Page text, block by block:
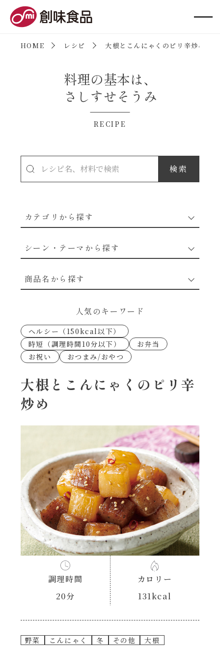
HOME レシピ 大根とこんにゃくのピリ辛炒め
料理の基本は、
さしすせそうみ
RECIPE
カテゴリから探す
穀物類のレシピ
果実のレシピ
シーン・テーマから探す
なんでも南蛮
考えるな、二代目で炒めろ！～○○の炒め物
朝シャン（ごはん派）
朝シャン（パン派）
ヘルシー（150kcal以下）
時短（調理時間10分以下）
お弁当
お祝い
おつまみ/おやつ
商品名から探す
あえるハコネーゼトマトバジル
あえるハコネーゼ高菜
あえるハコネーゼミートソース
あえるハコネーゼナポリタン
あえるハコネーゼジェノベーゼ
あえるハコネーゼペペロンチーノ
あえるハコネーゼたらこクリーム
シャンタンシリーズ
シャンタン粉末
創味のつゆ
人気のキーワード
ヘルシー（150kcal以下）
時短（調理時間10分以下）
お弁当
お祝い
おつまみ/おやつ
大根とこんにゃくのピリ辛
炒め
調理時間
20分
カロリー
131kcal
野菜 こんにゃく 冬 その他
大根